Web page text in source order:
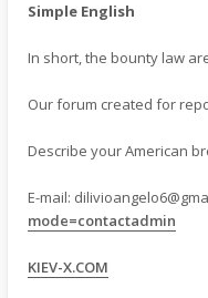
Simple English
In short, the bounty law
Our forum created for
Describe your American
E-mail:
mode=contactadmin
KIEV-X.COM